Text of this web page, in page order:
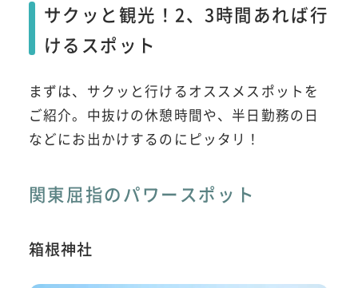
サクッと観光！2、3時間あれば行
けるスポット
まずは、サクッと行けるオススメスポットを
ご紹介。中抜けの休憩時間や、半日勤務の日
などにお出かけするのにピッタリ！
関東屈指のパワースポット
箱根神社